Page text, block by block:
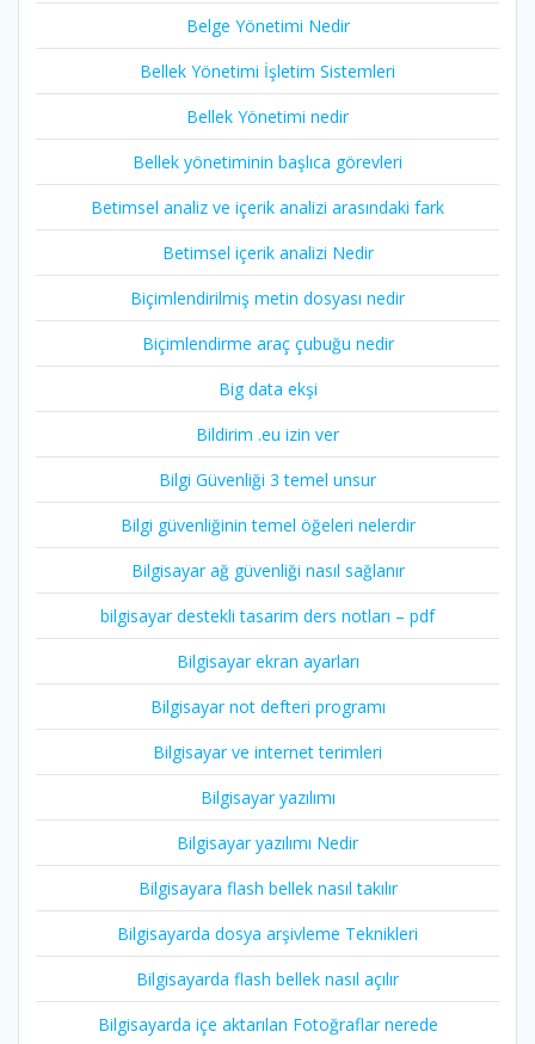
Belge Yönetimi Nedir
Bellek Yönetimi İşletim Sistemleri
Bellek Yönetimi nedir
Bellek yönetiminin başlıca görevleri
Betimsel analiz ve içerik analizi arasındaki fark
Betimsel içerik analizi Nedir
Biçimlendirilmiş metin dosyası nedir
Biçimlendirme araç çubuğu nedir
Big data ekşi
Bildirim .eu izin ver
Bilgi Güvenliği 3 temel unsur
Bilgi güvenliğinin temel öğeleri nelerdir
Bilgisayar ağ güvenliği nasıl sağlanır
bilgisayar destekli tasarim ders notları – pdf
Bilgisayar ekran ayarları
Bilgisayar not defteri programı
Bilgisayar ve internet terimleri
Bilgisayar yazılımı
Bilgisayar yazılımı Nedir
Bilgisayara flash bellek nasıl takılır
Bilgisayarda dosya arşivleme Teknikleri
Bilgisayarda flash bellek nasıl açılır
Bilgisayarda içe aktarılan Fotoğraflar nerede